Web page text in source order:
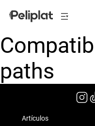
paths
Artículos